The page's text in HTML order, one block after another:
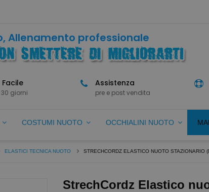
Allenamento professionale
Facile
giorni
Assistenza
pre e post vendita
COSTUMI NUOTO OCCHIALINI NUOTO
ELASTICI TECNICA NUOTO STRECHCORDZ ELASTICO NUOTO STAZIONARIO
StrechCordz Elastico